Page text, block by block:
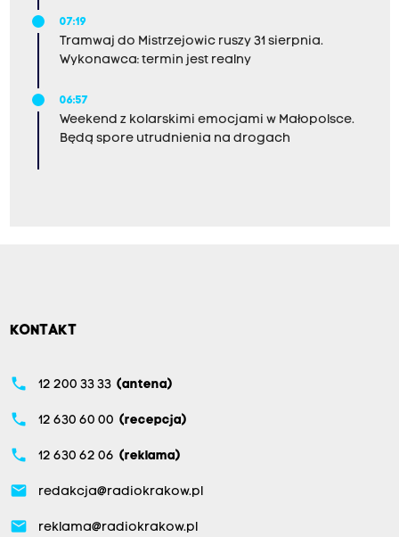
07:19
Tramwaj do Mistrzejowic ruszy 31 sierpnia.
Wykonawca: termin jest realny
06:57
Weekend z kolarskimi emocjami w Małopolsce.
Będą spore utrudnienia na drogach
KONTAKT
phone 12 200 33 33 (antena)
phone 12 630 60 00 (recepcja)
phone 12 630 62 06 (reklama)
email redakcja@radiokrakow.pl
email reklama@radiokrakow.pl